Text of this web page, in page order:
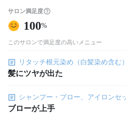
サロン満足度
100%
このサロンで満足度の高いメニュー
リタッチ根元染め（白髪染め含む）
髪にツヤが出た
シャンプー・ブロー、アイロンセ
ブローが上手